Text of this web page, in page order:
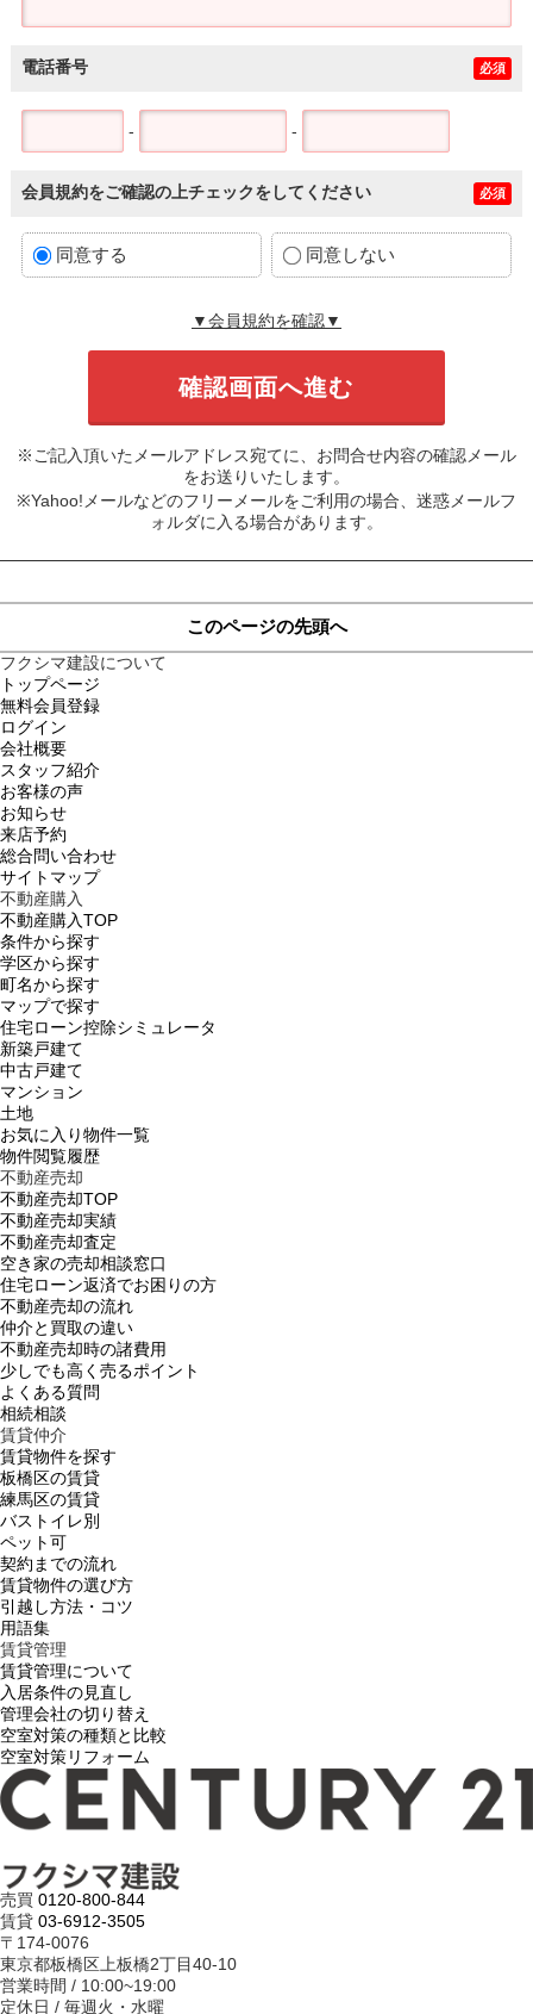
電話番号 必須
- -
会員規約をご確認の上チェックをしてください 必須
同意する 同意しない
▼会員規約を確認▼
※ご記入頂いたメールアドレス宛てに、お問合せ内容の確認メール
をお送りいたします。
※Yahoo!メールなどのフリーメールをご利用の場合、迷惑メールフ
ォルダに入る場合があります。
このページの先頭へ
フクシマ建設について
トップページ
無料会員登録
ログイン
会社概要
スタッフ紹介
お客様の声
お知らせ
来店予約
総合問い合わせ
サイトマップ
不動産購入
不動産購入TOP
条件から探す
学区から探す
町名から探す
マップで探す
住宅ローン控除シミュレータ
新築戸建て
中古戸建て
マンション
土地
お気に入り物件一覧
物件閲覧履歴
不動産売却
不動産売却TOP
不動産売却実績
不動産売却査定
空き家の売却相談窓口
住宅ローン返済でお困りの方
不動産売却の流れ
仲介と買取の違い
不動産売却時の諸費用
少しでも高く売るポイント
よくある質問
相続相談
賃貸仲介
賃貸物件を探す
板橋区の賃貸
練馬区の賃貸
バストイレ別
ペット可
契約までの流れ
賃貸物件の選び方
引越し方法・コツ
用語集
賃貸管理
賃貸管理について
入居条件の見直し
管理会社の切り替え
空室対策の種類と比較
空室対策リフォーム
売買 0120-800-844
賃貸 03-6912-3505
〒174-0076
東京都板橋区上板橋2丁目40-10
営業時間 / 10:00~19:00
定休日 / 毎週火・水曜